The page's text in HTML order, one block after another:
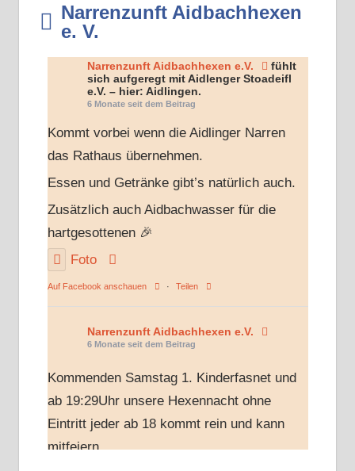
Narrenzunft Aidbachhexen
e. V.
Narrenzunft Aidbachhexen e.V.
fühlt
sich aufgeregt mit Aidlenger Stoadeifl
e.V. – hier: Aidlingen.
6 Monate seit dem Beitrag
Kommt vorbei wenn die Aidlinger Narren
das Rathaus übernehmen.
Essen und Getränke gibt’s natürlich auch.
Zusätzlich auch Aidbachwasser für die
hartgesottenen 🎉
Foto
Auf Facebook anschauen · Teilen
Narrenzunft Aidbachhexen e.V.
6 Monate seit dem Beitrag
Kommenden Samstag 1. Kinderfasnet und
ab 19:29Uhr unsere Hexennacht ohne
Eintritt jeder ab 18 kommt rein und kann
mitfeiern